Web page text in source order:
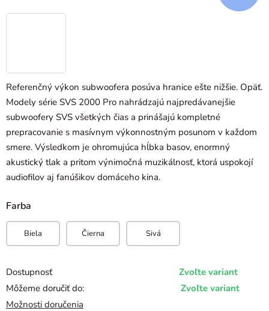
Referenčný výkon subwoofera posúva hranice ešte nižšie. Opäť.
Modely série SVS 2000 Pro nahrádzajú najpredávanejšie
subwoofery SVS všetkých čias a prinášajú kompletné
prepracovanie s masívnym výkonnostným posunom v každom
smere. Výsledkom je ohromujúca hĺbka basov, enormný
akustický tlak a pritom výnimočná muzikálnosť, ktorá uspokojí
audiofilov aj fanúšikov domáceho kina.
Farba
Biela Čierna Sivá
Dostupnosť
Zvoľte variant
Môžeme doručiť do:
Zvoľte variant
Možnosti doručenia